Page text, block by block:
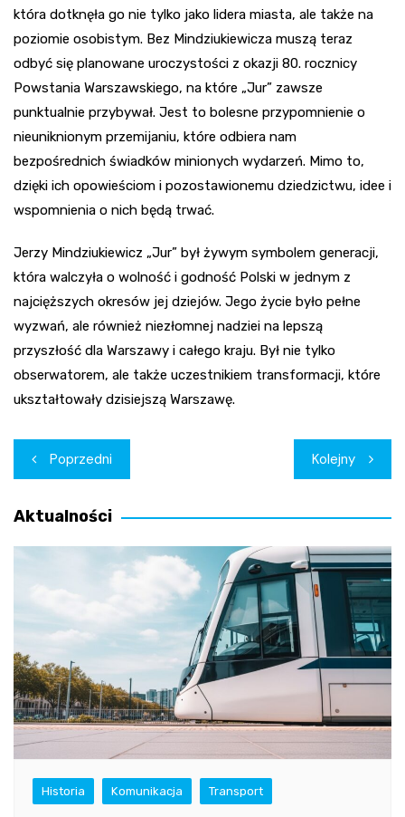
która dotknęła go nie tylko jako lidera miasta, ale także na
poziomie osobistym. Bez Mindziukiewicza muszą teraz
odbyć się planowane uroczystości z okazji 80. rocznicy
Powstania Warszawskiego, na które „Jur” zawsze
punktualnie przybywał. Jest to bolesne przypomnienie o
nieuniknionym przemijaniu, które odbiera nam
bezpośrednich świadków minionych wydarzeń. Mimo to,
dzięki ich opowieściom i pozostawionemu dziedzictwu, idee i
wspomnienia o nich będą trwać.
Jerzy Mindziukiewicz „Jur” był żywym symbolem generacji,
która walczyła o wolność i godność Polski w jednym z
najcięższych okresów jej dziejów. Jego życie było pełne
wyzwań, ale również niezłomnej nadziei na lepszą
przyszłość dla Warszawy i całego kraju. Był nie tylko
obserwatorem, ale także uczestnikiem transformacji, które
ukształtowały dzisiejszą Warszawę.
Nawigacja
wpisu
Poprzedni Kolejny
Aktualności
Historia Komunikacja Transport